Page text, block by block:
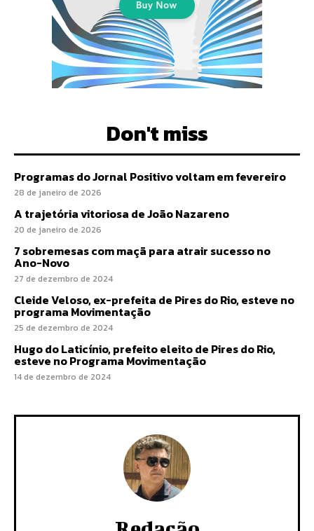
Don't miss
Programas do Jornal Positivo voltam em fevereiro
28 de janeiro de 2026
A trajetória vitoriosa de João Nazareno
20 de janeiro de 2026
7 sobremesas com maçã para atrair sucesso no
Ano-Novo
27 de dezembro de 2024
Cleide Veloso, ex-prefeita de Pires do Rio, esteve no
programa Movimentação
25 de dezembro de 2024
Hugo do Laticínio, prefeito eleito de Pires do Rio,
esteve no Programa Movimentação
14 de dezembro de 2024